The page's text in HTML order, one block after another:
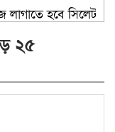
লাগাতে হবে
— আব্দুল কাইয়ুম
২৫